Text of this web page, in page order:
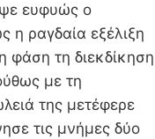
ευφυώς ο
η ραγδαία εξέλιξη
φάση τη διεκδίκηση
με τη
της μετέφερε
τις μνήμες δύο